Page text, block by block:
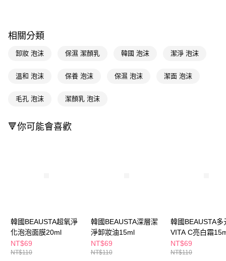
【關於「AFTEE先享後付」】
便利好安心！
２．便利：只要手機號碼，簡訊認證，即可結帳。
【「AFTEE先享後付」結帳流程】
２．訂單成立數日內，您將收到繳費通知簡訊。
【注意事項】
１．透過由恩沛科技股份有限公司提供之「AFTEE先享後付」服務完成之交
易，需依本服務之必要範圍內提供個人資料，並將交易相關給付款項請求債
權轉讓予恩沛科技股份有限公司。
２．關於個人資料處理事宜，請瀏覽以下網址：
每筆NT$65，滿NT$390(含以上)免運費
每筆NT$65，滿NT$390(含以上)免運費
每筆NT$65，滿NT$490(含以上)免運費
付款後7-11取貨
相關分類
卸妝 泡沫 保濕 潔顏乳 韓國 泡沫 潔淨 泡沫
溫和 泡沫 保養 泡沫 保濕 泡沫 潔面 泡沫
毛孔 泡沫 潔顏乳 泡沫
🔻你可能會喜歡
韓國BEAUSTA超氧淨
化泡泡面膜20ml
NT$69
NT$110
韓國BEAUSTA深層潔
淨卸妝油15ml
NT$69
NT$110
韓國BEAUSTA多
VITA C亮白霜
NT$69
NT$110